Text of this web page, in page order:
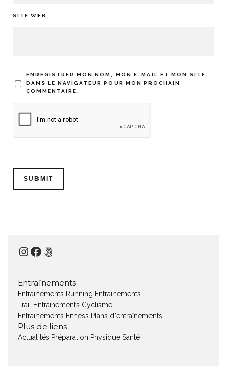
SITE WEB
ENREGISTRER MON NOM, MON E-MAIL ET MON SITE
DANS LE NAVIGATEUR POUR MON PROCHAIN
COMMENTAIRE.
Instagram
Facebook
500px
Entraînements
Entraînements Running Entraînements
Trail
Entraînements Cyclisme
Entraînements Fitness Plans d'entraînements
Plus de liens
Actualités Préparation Physique Santé